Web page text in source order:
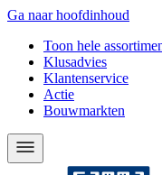
Ga naar hoofdinhoud
Toon hele
Klusadvies
Klantenservice
Actie
Bouwmarkten